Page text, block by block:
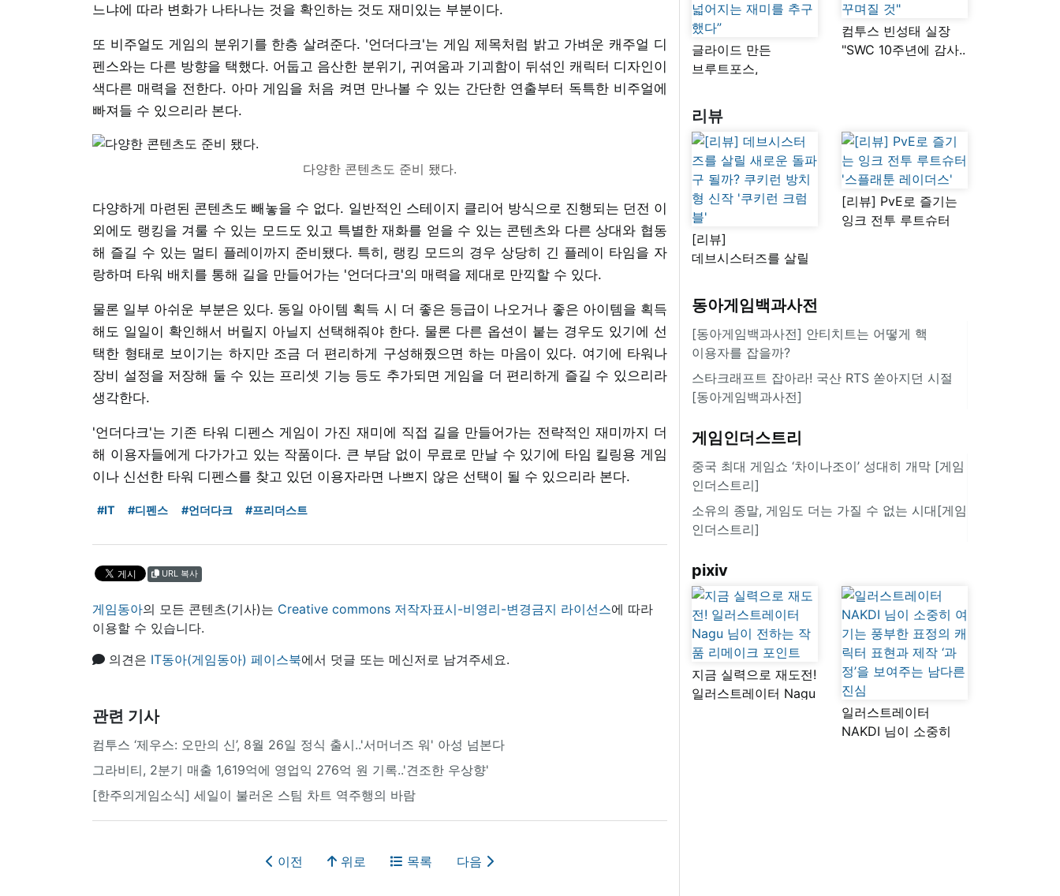
느냐에 따라 변화가 나타나는 것을 확인하는 것도 재미있는 부분이다.
또 비주얼도 게임의 분위기를 한층 살려준다. '언더다크'는 게임 제목처럼 밝고 가벼운 캐주얼 디
펜스와는 다른 방향을 택했다. 어둡고 음산한 분위기, 귀여움과 기괴함이 뒤섞인 캐릭터 디자인이
색다른 매력을 전한다. 아마 게임을 처음 켜면 만나볼 수 있는 간단한 연출부터 독특한 비주얼에
빠져들 수 있으리라 본다.
다양한 콘텐츠도 준비 됐다.
다양하게 마련된 콘텐츠도 빼놓을 수 없다. 일반적인 스테이지 클리어 방식으로 진행되는 던전 이
외에도 랭킹을 겨룰 수 있는 모드도 있고 특별한 재화를 얻을 수 있는 콘텐츠와 다른 상대와 협동
해 즐길 수 있는 멀티 플레이까지 준비됐다. 특히, 랭킹 모드의 경우 상당히 긴 플레이 타임을 자
랑하며 타워 배치를 통해 길을 만들어가는 '언더다크'의 매력을 제대로 만끽할 수 있다.
물론 일부 아쉬운 부분은 있다. 동일 아이템 획득 시 더 좋은 등급이 나오거나 좋은 아이템을 획득
해도 일일이 확인해서 버릴지 아닐지 선택해줘야 한다. 물론 다른 옵션이 붙는 경우도 있기에 선
택한 형태로 보이기는 하지만 조금 더 편리하게 구성해줬으면 하는 마음이 있다. 여기에 타워나
장비 설정을 저장해 둘 수 있는 프리셋 기능 등도 추가되면 게임을 더 편리하게 즐길 수 있으리라
생각한다.
'언더다크'는 기존 타워 디펜스 게임이 가진 재미에 직접 길을 만들어가는 전략적인 재미까지 더
해 이용자들에게 다가가고 있는 작품이다. 큰 부담 없이 무료로 만날 수 있기에 타임 킬링용 게임
이나 신선한 타워 디펜스를 찾고 있던 이용자라면 나쁘지 않은 선택이 될 수 있으리라 본다.
#IT #디펜스 #언더다크 #프리더스트
URL 복사
게임동아의 모든 콘텐츠(기사)는 Creative commons 저작자표시-비영리-변경금지 라이선스에 따라
이용할 수 있습니다.
의견은 IT동아(게임동아) 페이스북에서 덧글 또는 메신저로 남겨주세요.
관련 기사
컴투스 ‘제우스: 오만의 신’, 8월 26일 정식 출시..'서머너즈 워' 아성 넘본다
그라비티, 2분기 매출 1,619억에 영업익 276억 원 기록..'견조한 우상향'
[한주의게임소식] 세일이 불러온 스팀 차트 역주행의 바람
이전 위로 목록 다음
글라이드 만든
브루트포스,
자연스럽게 세상이
넓어지는 재미를
추구했다”
컴투스 빈성태 실장
"SWC 10주년에 감사..
리뷰
[리뷰]
데브시스터즈를 살릴
쿠키런 방치형 신작
'쿠키런 크럼블'
[리뷰] PvE로 즐기는
잉크 전투 루트슈터
동아게임백과사전
[동아게임백과사전] 안티치트는 어떻게 핵
이용자를 잡을까?
스타크래프트 잡아라! 국산 RTS 쏟아지던 시절
[동아게임백과사전]
게임인더스트리
중국 최대 게임쇼 ‘차이나조이’ 성대히 개막 [게임
인더스트리]
소유의 종말, 게임도 더는 가질 수 없는 시대[게임
인더스트리]
pixiv
지금 실력으로 재도전!
일러스트레이터 Nagu
일러스트레이터
NAKDI 님이 소중히